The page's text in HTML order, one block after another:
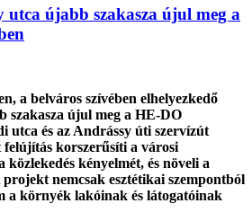
utca újabb szakasza újul meg a
a belváros szívében elhelyezkedő
szakasza újul meg a HE-DO
utca és az Andrássy úti szervízút
korszerűsíti a városi
kényelmét, és növeli a
nemcsak esztétikai szempontból
a környék lakóinak és látogatóinak